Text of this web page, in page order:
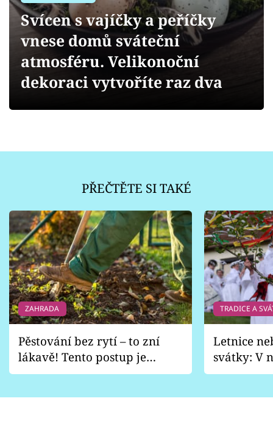
Přihlášení
Sledujte nás
Svícen s vajíčky a peříčky
vnese domů sváteční
atmosféru. Velikonoční
dekoraci vytvoříte raz dva
PŘEČTĚTE SI TAKÉ
ZAHRADA
Pěstování bez rytí – to zní
lákavě! Tento postup je
vhodný jen pro některé
TRADICE A
Letnice
svátky: V
pondělí